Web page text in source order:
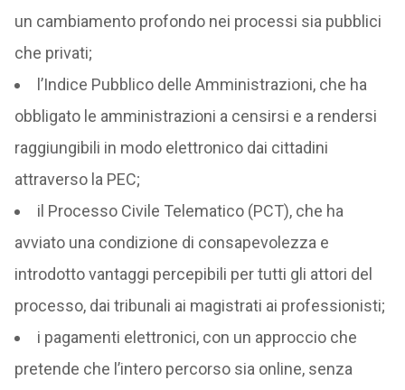
un cambiamento profondo nei processi sia pubblici
che privati;
l’Indice Pubblico delle Amministrazioni, che ha
obbligato le amministrazioni a censirsi e a rendersi
raggiungibili in modo elettronico dai cittadini
attraverso la PEC;
il Processo Civile Telematico (PCT), che ha
avviato una condizione di consapevolezza e
introdotto vantaggi percepibili per tutti gli attori del
processo, dai tribunali ai magistrati ai professionisti;
i pagamenti elettronici, con un approccio che
pretende che l’intero percorso sia online, senza